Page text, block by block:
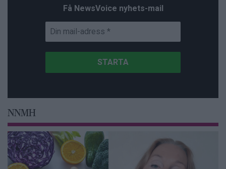
Få NewsVoice nyhets-mail
NNMH